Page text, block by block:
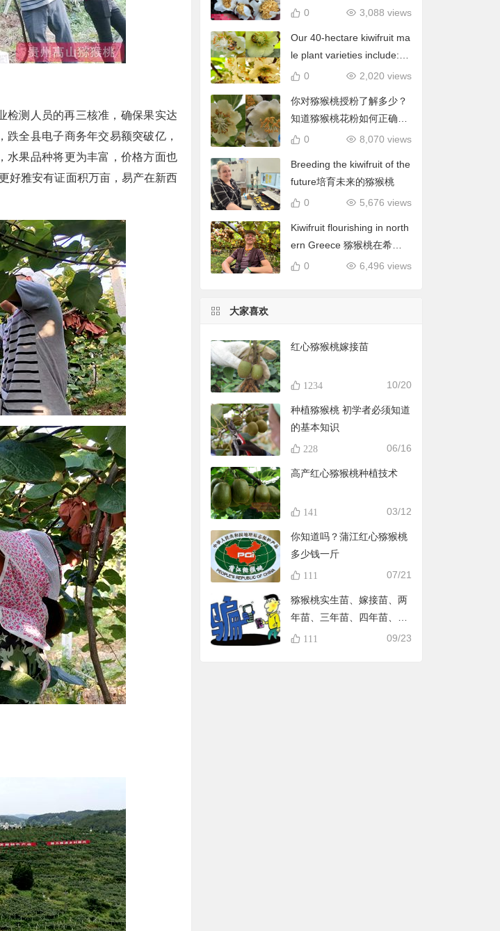
检测人员的再三核准，确保果实达
全县电子商务年交易额突破亿，
水果品种将更为丰富，价格方面也
好雅安有证面积万亩，易产在新西
3,088 views
0
Our 40-hectare kiwifruit ma
le plant varieties include: C
hieftain, Matua, Tumari.我
括酋长、陶木里等
2,020 views
0
你对猕猴桃授粉了解多少？
知道猕猴桃花粉如何正确使
用吗？
8,070 views
0
Breeding the kiwifruit of the
future培育未来的猕猴桃
5,676 views
0
Kiwifruit flourishing in north
ern Greece 猕猴桃在希腊
北部蓬勃发展
6,496 views
0
大家喜欢
红心猕猴桃嫁接苗
1234 10/20
种植猕猴桃 初学者必须知道
的基本知识
228 06/16
高产红心猕猴桃种植技术
141 03/12
你知道吗？蒲江红心猕猴桃
多少钱一斤
111 07/21
猕猴桃实生苗、嫁接苗、两
年苗、三年苗、四年苗、五
年苗，教大家怎样避免在淘
111 09/23